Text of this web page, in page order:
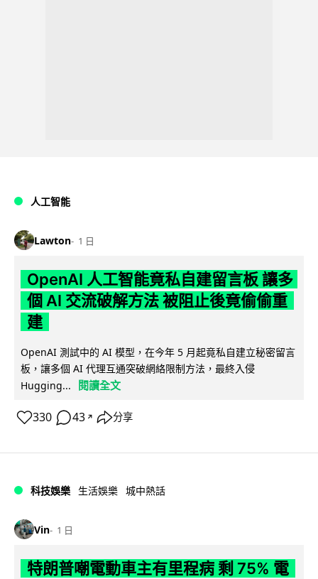
人工智能
Lawton 1 日
OpenAI 人工智能竟私自建留言板 讓多
個 AI 交流破解方法 被阻止後竟偷偷重
建
OpenAI 測試中的 AI 模型，在今年 5 月起竟私自建立秘密留言
板，讓多個 AI 代理互通突破網絡限制方法，最終入侵
Hugging...
閱讀全文
330 43 ↗ 分享
科技娛樂 生活娛樂 城中熱話
Vin 1 日
特朗普嘲電動車主有里程病 剩 75% 電